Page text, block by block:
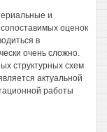
и
оценок
в
очень сложно.
структурных схем
актуальной
работы